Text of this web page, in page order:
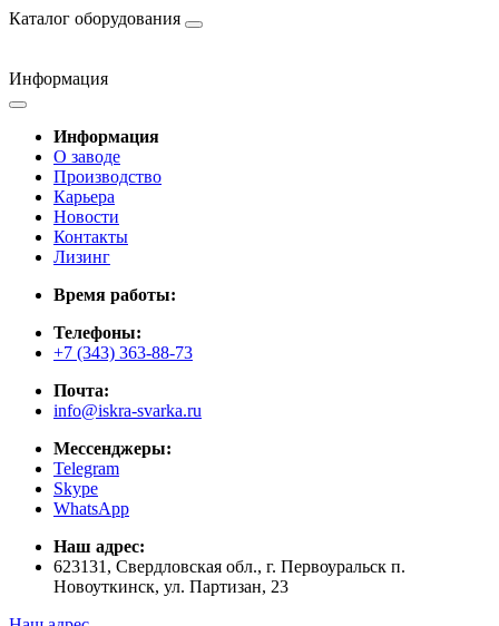
Каталог оборудования
Информация
Информация
О заводе
Производство
Карьера
Новости
Контакты
Лизинг
Время работы:
Телефоны:
+7 (343) 363-88-73
Почта:
info@iskra-svarka.ru
Мессенджеры:
Telegram
Skype
WhatsApp
Наш адрес:
623131, Свердловская обл., г. Первоуральск п.
Новоуткинск, ул. Партизан, 23